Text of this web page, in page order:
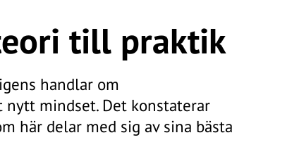
till praktik
handlar om
mindset. Det konstaterar
här delar med sig av sina bästa